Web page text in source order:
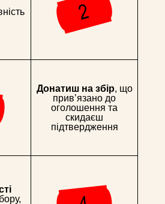
Донатиш на збір, що
привʼязано до
оголошення та
скидаєш
підтвердження